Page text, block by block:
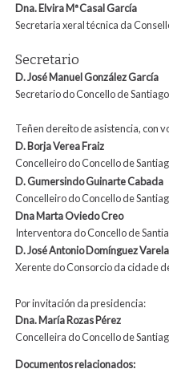
Dna. ElviraMªCasal García
Secretaria xeral técnica da
Secretario
D.José Manuel González García
Secretario do Concello de
Teñen dereito de asistencia, con
D. Borja Verea Fraiz
Concelleiro do Concello de
D. Gumersindo Guinarte Cabada
Concelleiro do Concello de
Dna Marta Oviedo Creo
Interventora do Concello de
D. José Antonio DomínguezVarela
Xerente do Consorcio da cidade
Por invitación da presidencia:
Dna. María Rozas Pérez
Concelleira do Concello de
Documentos relacionados: